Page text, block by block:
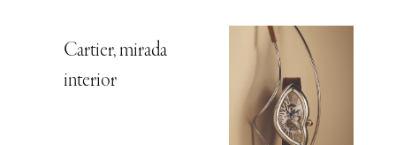
Cartier, mirada
interior